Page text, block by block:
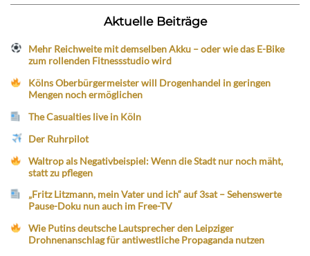
Aktuelle Beiträge
Mehr Reichweite mit demselben Akku – oder wie das E-Bike
zum rollenden Fitnessstudio wird
Kölns Oberbürgermeister will Drogenhandel in geringen
Mengen noch ermöglichen
The Casualties live in Köln
Der Ruhrpilot
Waltrop als Negativbeispiel: Wenn die Stadt nur noch mäht,
statt zu pflegen
„Fritz Litzmann, mein Vater und ich“ auf 3sat – Sehenswerte
Pause-Doku nun auch im Free-TV
Wie Putins deutsche Lautsprecher den Leipziger
Drohnenanschlag für antiwestliche Propaganda nutzen